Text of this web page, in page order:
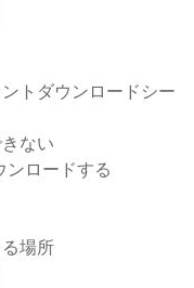
トダウンロードシー
ない
ンロードする
場所